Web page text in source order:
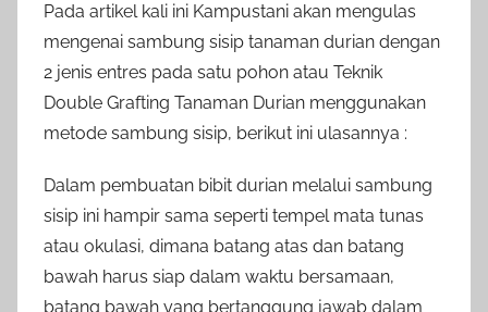
Pada artikel kali ini Kampustani akan mengulas
mengenai sambung sisip tanaman durian dengan
2 jenis entres pada satu pohon atau Teknik
Double Grafting Tanaman Durian menggunakan
metode sambung sisip, berikut ini ulasannya :
Dalam pembuatan bibit durian melalui sambung
sisip ini hampir sama seperti tempel mata tunas
atau okulasi, dimana batang atas dan batang
bawah harus siap dalam waktu bersamaan,
batang bawah yang bertanggung jawab dalam